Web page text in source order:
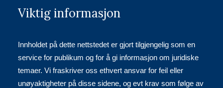
Viktig informasjon
Innholdet på dette nettstedet er gjort tilgjengelig som en
service for publikum og for å gi informasjon om juridiske
temaer. Vi fraskriver oss ethvert ansvar for feil eller
unøyaktigheter på disse sidene, og evt krav som følge av